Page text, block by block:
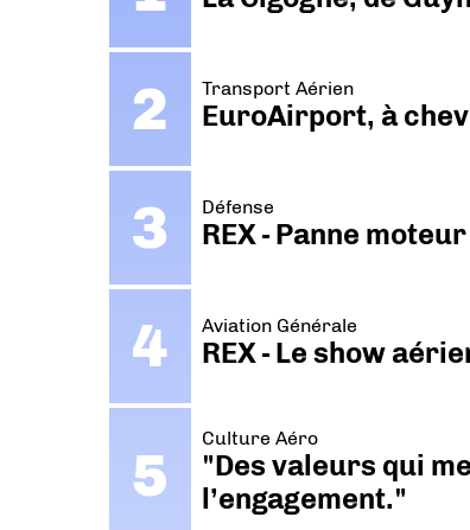
Transport Aérien
EuroAirport, à
Défense
REX - Panne
Aviation Générale
REX - Le show
Culture Aéro
"Des valeurs qui
l’engagement."